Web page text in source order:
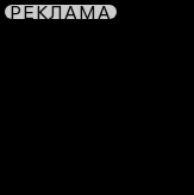
РЕКЛАМА